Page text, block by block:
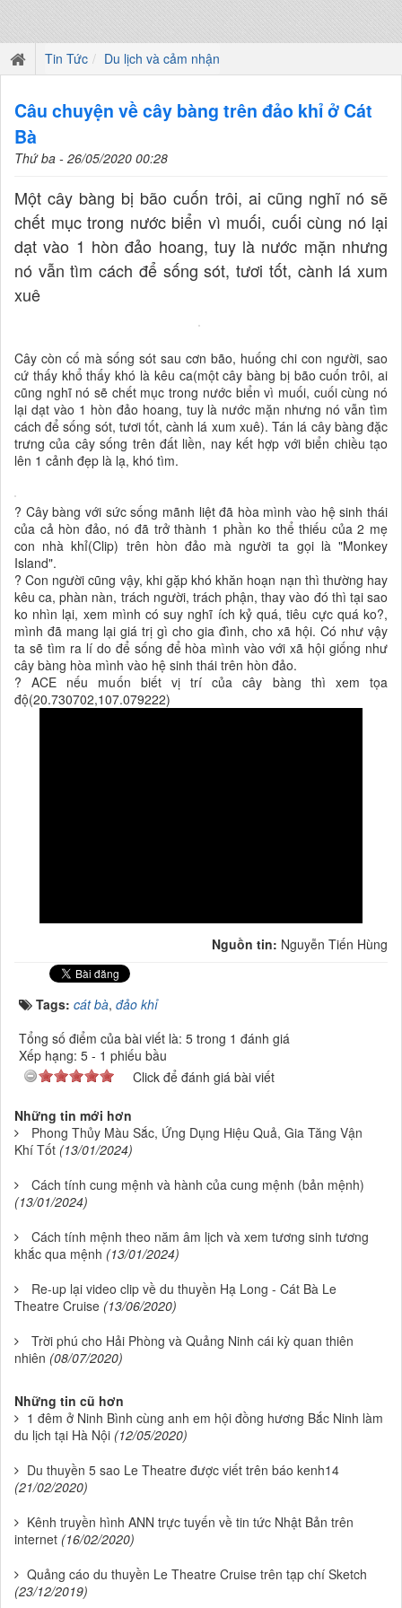
Tin Tức Du lịch và cảm nhận
Câu chuyện về cây bàng trên đảo khỉ ở Cát
Bà
Thứ ba - 26/05/2020 00:28
Một cây bàng bị bão cuốn trôi, ai cũng nghĩ nó sẽ
chết mục trong nước biển vì muối, cuối cùng nó lại
dạt vào 1 hòn đảo hoang, tuy là nước mặn nhưng
nó vẫn tìm cách để sống sót, tươi tốt, cành lá xum
xuê
Cây còn cố mà sống sót sau cơn bão, huống chi con người, sao
cứ thấy khổ thấy khó là kêu ca(một cây bàng bị bão cuốn trôi, ai
cũng nghĩ nó sẽ chết mục trong nước biển vì muối, cuối cùng nó
lại dạt vào 1 hòn đảo hoang, tuy là nước mặn nhưng nó vẫn tìm
cách để sống sót, tươi tốt, cành lá xum xuê). Tán lá cây bàng đặc
trưng của cây sống trên đất liền, nay kết hợp với biển chiều tạo
lên 1 cảnh đẹp là lạ, khó tìm.
? Cây bàng với sức sống mãnh liệt đã hòa mình vào hệ sinh thái
của cả hòn đảo, nó đã trở thành 1 phần ko thể thiếu của 2 mẹ
con nhà khỉ(Clip) trên hòn đảo mà người ta gọi là "Monkey
Island".
? Con người cũng vậy, khi gặp khó khăn hoạn nạn thì thường hay
kêu ca, phàn nàn, trách người, trách phận, thay vào đó thì tại sao
ko nhìn lại, xem mình có suy nghĩ ích kỷ quá, tiêu cực quá ko?,
mình đã mang lại giá trị gì cho gia đình, cho xã hội. Có như vậy
ta sẽ tìm ra lí do để sống để hòa mình vào với xã hội giống như
cây bàng hòa mình vào hệ sinh thái trên hòn đảo.
? ACE nếu muốn biết vị trí của cây bàng thì xem tọa
độ(20.730702,107.079222)
Nguồn tin: Nguyễn Tiến Hùng
Tags: cát bà, đảo khỉ
Tổng số điểm của bài viết là: 5 trong 1 đánh giá
Xếp hạng: 5 - 1 phiếu bầu
Click để đánh giá bài viết
Những tin mới hơn
Phong Thủy Màu Sắc, Ứng Dụng Hiệu Quả, Gia Tăng Vận
Khí Tốt (13/01/2024)
Cách tính cung mệnh và hành của cung mệnh (bản mệnh)
(13/01/2024)
Cách tính mệnh theo năm âm lịch và xem tương sinh tương
khắc qua mệnh (13/01/2024)
Re-up lại video clip về du thuyền Hạ Long - Cát Bà Le
Theatre Cruise (13/06/2020)
Trời phú cho Hải Phòng và Quảng Ninh cái kỳ quan thiên
nhiên (08/07/2020)
Những tin cũ hơn
1 đêm ở Ninh Bình cùng anh em hội đồng hương Bắc Ninh làm
du lịch tại Hà Nội (12/05/2020)
Du thuyền 5 sao Le Theatre được viết trên báo kenh14
(21/02/2020)
Kênh truyền hình ANN trực tuyến về tin tức Nhật Bản trên
internet (16/02/2020)
Quảng cáo du thuyền Le Theatre Cruise trên tạp chí Sketch
(23/12/2019)